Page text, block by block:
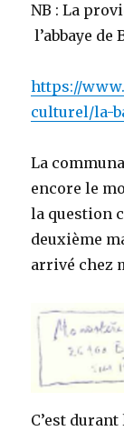
NB : La
l’abbaye
https://
culturel/la-
La
encore le
la question
deuxième
arrivé chez
C’est